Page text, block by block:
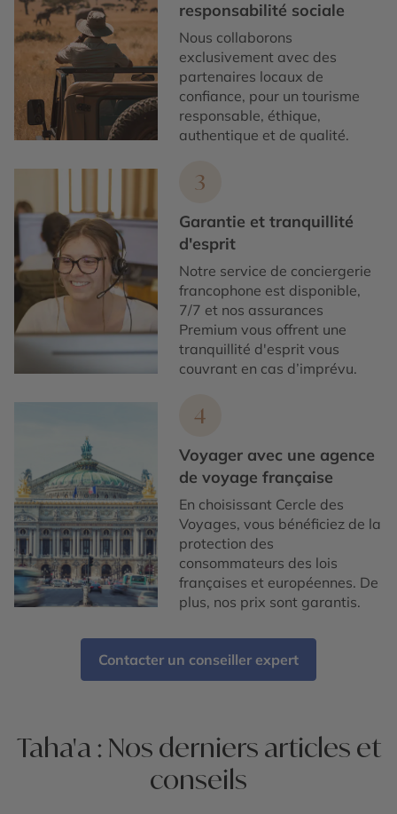
responsabilité sociale
Nous collaborons
exclusivement avec des
partenaires locaux de
confiance, pour un tourisme
responsable, éthique,
authentique et de qualité.
3
Garantie et tranquillité
d'esprit
Notre service de conciergerie
francophone est disponible,
7/7 et nos assurances
Premium vous offrent une
tranquillité d'esprit vous
couvrant en cas d’imprévu.
4
Voyager avec une agence
de voyage française
En choisissant Cercle des
Voyages, vous bénéficiez de la
protection des
consommateurs des lois
françaises et européennes. De
plus, nos prix sont garantis.
Contacter un conseiller expert
Taha'a : Nos derniers articles et
conseils